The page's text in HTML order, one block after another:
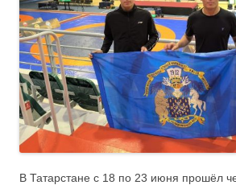
В Татарстане с 18 по 23 июня прошёл